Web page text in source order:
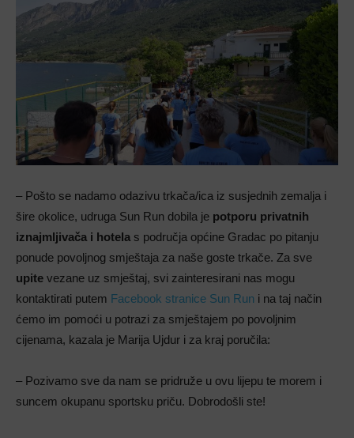
– Pošto se nadamo odazivu trkača/ica iz susjednih zemalja i
šire okolice, udruga Sun Run dobila je potporu privatnih
iznajmljivača i hotela s područja općine Gradac po pitanju
ponude povoljnog smještaja za naše goste trkače. Za sve
upite vezane uz smještaj, svi zainteresirani nas mogu
kontaktirati putem Facebook stranice Sun Run i na taj način
ćemo im pomoći u potrazi za smještajem po povoljnim
cijenama, kazala je Marija Ujdur i za kraj poručila:
– Pozivamo sve da nam se pridruže u ovu lijepu te morem i
suncem okupanu sportsku priču. Dobrodošli ste!